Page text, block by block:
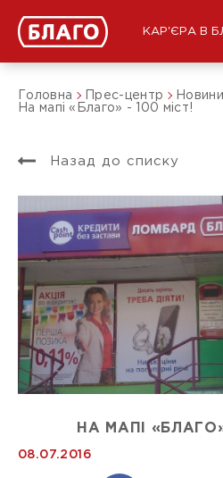
КАР'ЄРА В
Головна Прес-центр
Новини
На мапі «Благо» - 100 міст!
Назад до списку
НА МАПІ
08.07.2016